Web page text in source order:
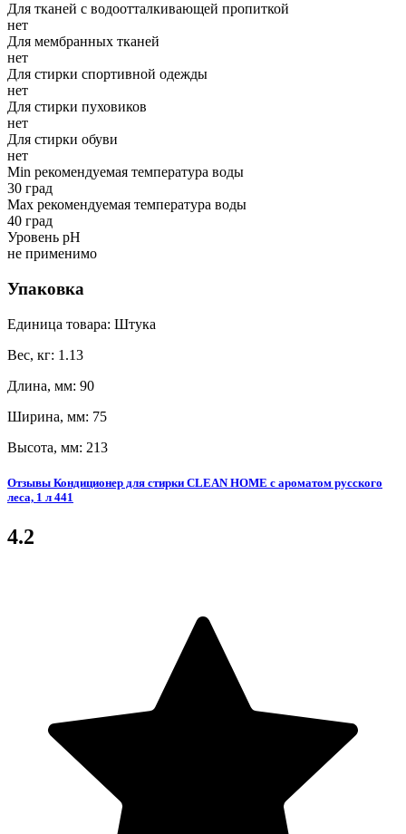
Для тканей с водоотталкивающей пропиткой
нет
Для мембранных тканей
нет
Для стирки спортивной одежды
нет
Для стирки пуховиков
нет
Для стирки обуви
нет
Min рекомендуемая температура воды
30 град
Мах рекомендуемая температура воды
40 град
Уровень рН
не применимо
Упаковка
Единица товара: Штука
Вес, кг: 1.13
Длина, мм: 90
Ширина, мм: 75
Высота, мм: 213
Отзывы Кондиционер для стирки CLEAN HOME с ароматом русского
леса, 1 л 441
4.2